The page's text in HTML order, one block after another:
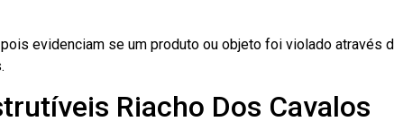
evidenciam se um produto ou objeto foi violado através
Riacho Dos Cavalos